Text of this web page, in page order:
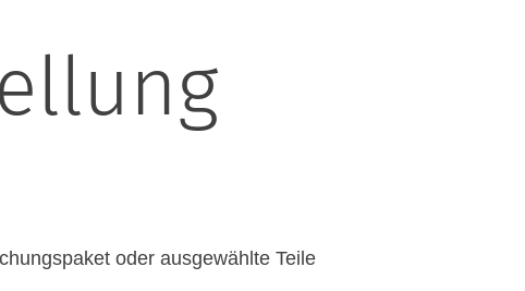
oder ausgewählte Teile